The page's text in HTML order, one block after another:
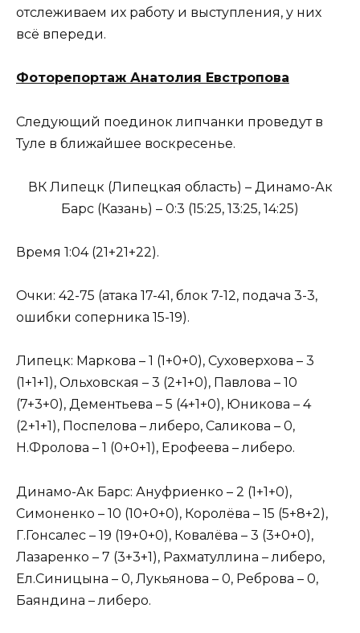
отслеживаем их работу и выступления, у них
всё впереди.
Фоторепортаж Анатолия Евстропова
Следующий поединок липчанки проведут в
Туле в ближайшее воскресенье.
ВК Липецк (Липецкая область) – Динамо-Ак
Барс (Казань) – 0:3 (15:25, 13:25, 14:25)
Время 1:04 (21+21+22).
Очки: 42-75 (атака 17-41, блок 7-12, подача 3-3,
ошибки соперника 15-19).
Липецк: Маркова – 1 (1+0+0), Суховерхова – 3
(1+1+1), Ольховская – 3 (2+1+0), Павлова – 10
(7+3+0), Дементьева – 5 (4+1+0), Юникова – 4
(2+1+1), Поспелова – либеро, Саликова – 0,
Н.Фролова – 1 (0+0+1), Ерофеева – либеро.
Динамо-Ак Барс: Ануфриенко – 2 (1+1+0),
Симоненко – 10 (10+0+0), Королёва – 15 (5+8+2),
Г.Гонсалес – 19 (19+0+0), Ковалёва – 3 (3+0+0),
Лазаренко – 7 (3+3+1), Рахматуллина – либеро,
Ел.Синицына – 0, Лукьянова – 0, Реброва – 0,
Баяндина – либеро.